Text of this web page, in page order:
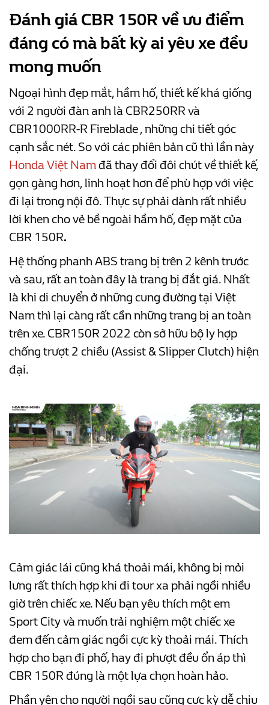
Đánh giá CBR 150R về ưu điểm
đáng có mà bất kỳ ai yêu xe đều
mong muốn
Ngoại hình đẹp mắt, hầm hố, thiết kế khá giống
với 2 người đàn anh là CBR250RR và
CBR1000RR-R Fireblade , những chi tiết góc
cạnh sắc nét. So với các phiên bản cũ thì lần này
Honda Việt Namđã thay đổi đôi chút về thiết kế,
gọn gàng hơn, linh hoạt hơn để phù hợp với việc
đi lại trong nội đô. Thực sự phải dành rất nhiều
lời khen cho vẻ bề ngoài hầm hố, đẹp mặt của
CBR 150R.
Hệ thống phanh ABS trang bị trên 2 kênh trước
và sau, rất an toàn đây là trang bị đắt giá. Nhất
là khi di chuyển ở những cung đường tại Việt
Nam thì lại càng rất cần những trang bị an toàn
trên xe. CBR150R 2022 còn sở hữu bộ ly hợp
chống trượt 2 chiều (Assist & Slipper Clutch) hiện
đại.
Cảm giác lái cũng khá thoải mái, không bị mỏi
lưng rất thích hợp khi đi tour xa phải ngồi nhiều
giờ trên chiếc xe. Nếu bạn yêu thích một em
Sport City và muốn trải nghiệm một chiếc xe
đem đến cảm giác ngồi cực kỳ thoải mái. Thích
hợp cho bạn đi phố, hay đi phượt đều ổn áp thì
CBR 150R đúng là một lựa chọn hoàn hảo.
Phần yên cho người ngồi sau cũng cực kỳ dễ chịu